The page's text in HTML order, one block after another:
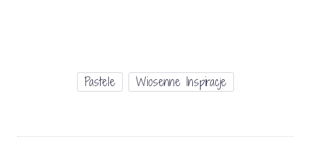
Pastele Wiosenne Inspiracje